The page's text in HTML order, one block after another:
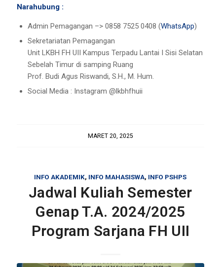
Narahubung :
Admin Pemagangan –> 0858 7525 0408 (WhatsApp)
Sekretariatan Pemagangan
Unit LKBH FH UII Kampus Terpadu Lantai I Sisi Selatan
Sebelah Timur di samping Ruang
Prof. Budi Agus Riswandi, S.H., M. Hum.
Social Media : Instagram @lkbhfhuii
MARET 20, 2025
INFO AKADEMIK, INFO MAHASISWA, INFO PSHPS
Jadwal Kuliah Semester
Genap T.A. 2024/2025
Program Sarjana FH UII